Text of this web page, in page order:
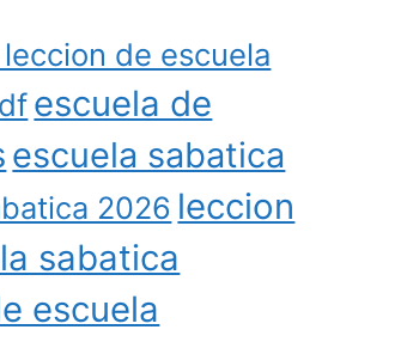
de escuela
escuela de
escuela sabatica
2026 leccion
sabatica
escuela